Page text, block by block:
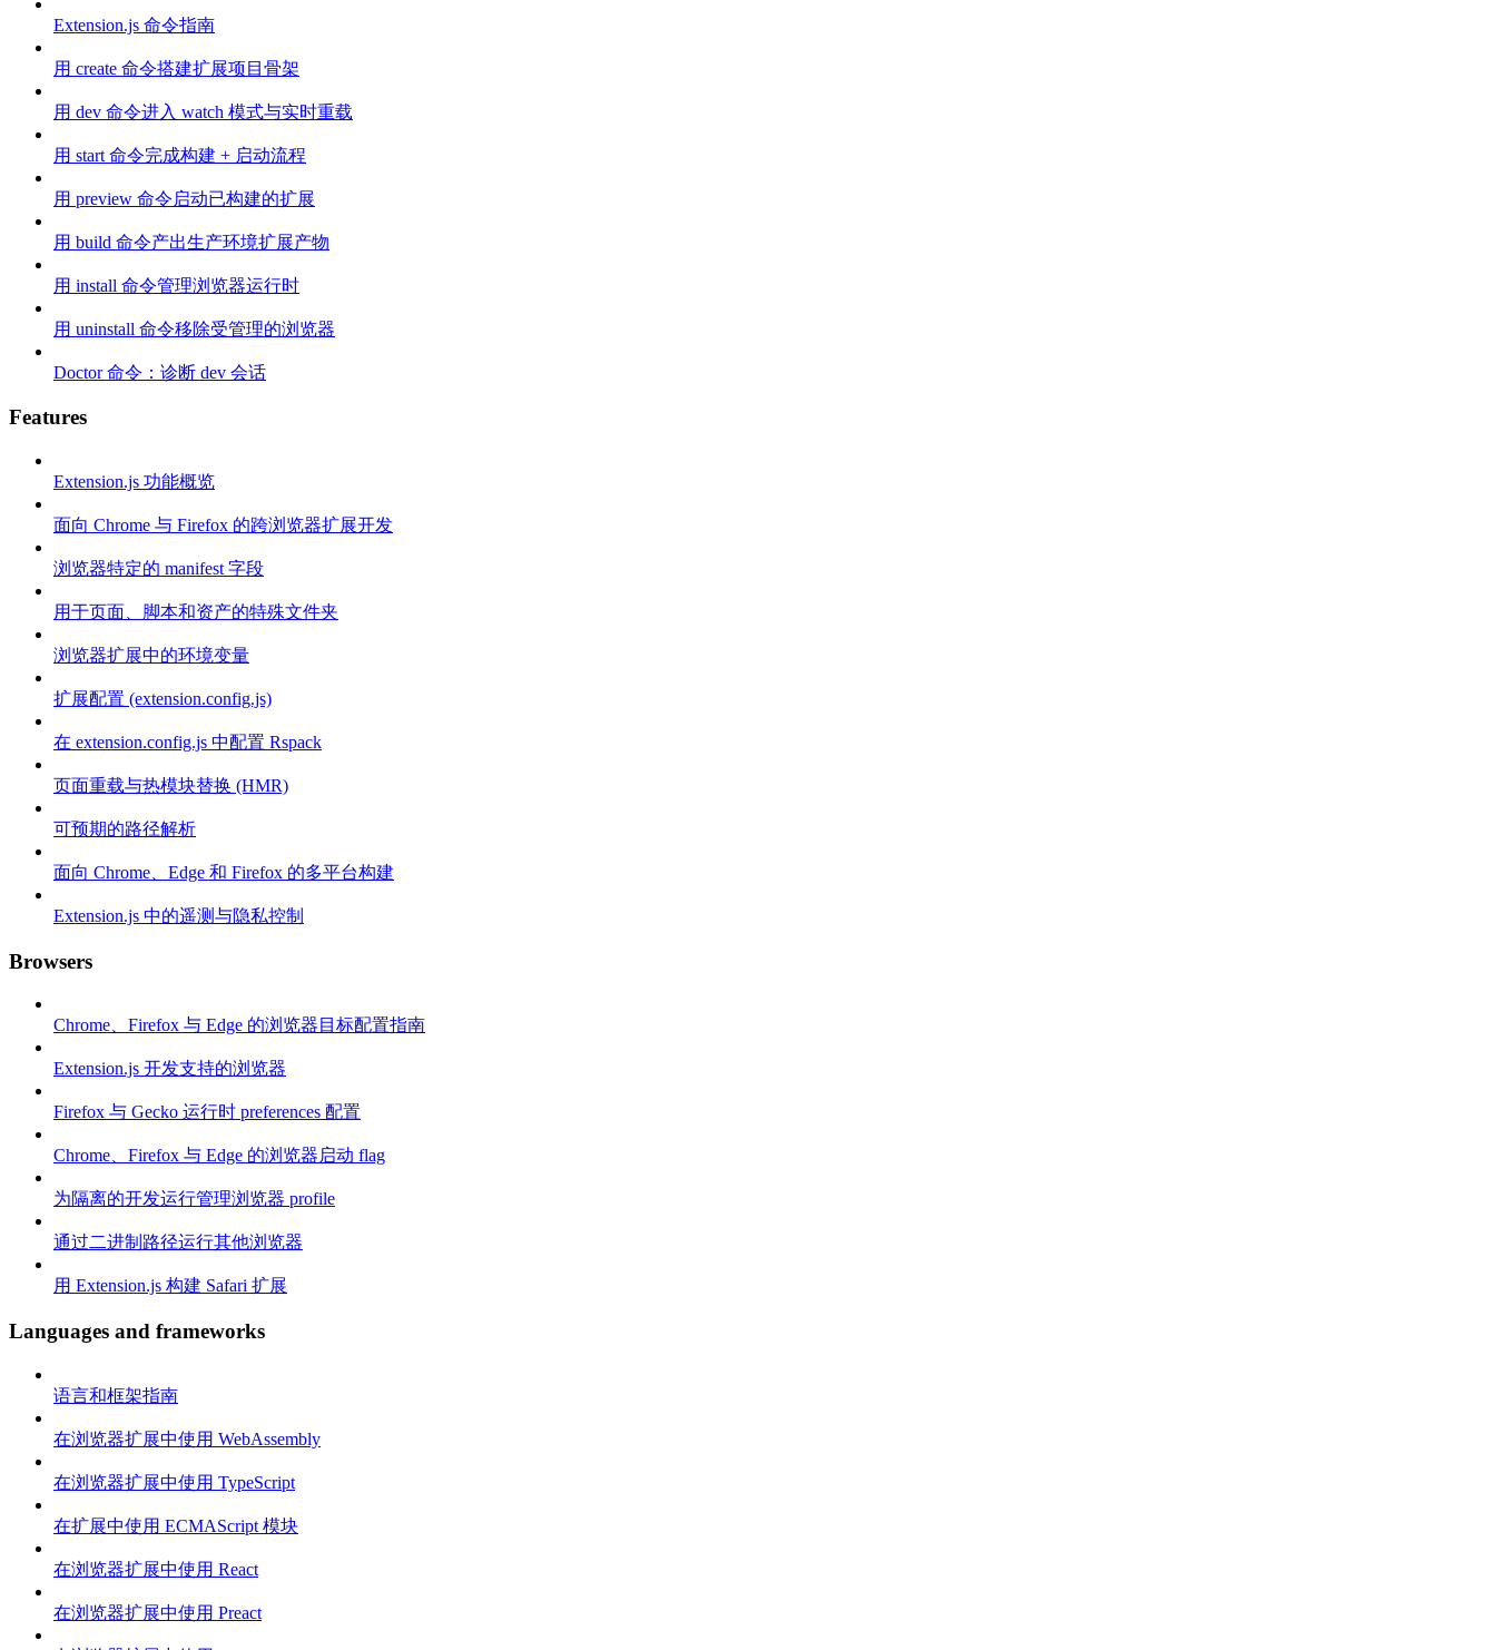
Extension.js 命令指南
用 create 命令搭建扩展项目骨架
用 dev 命令进入 watch 模式与实时重载
用 start 命令完成构建 + 启动流程
用 preview 命令启动已构建的扩展
用 build 命令产出生产环境扩展产物
用 install 命令管理浏览器运行时
用 uninstall 命令移除受管理的浏览器
Doctor 命令：诊断 dev 会话
Features
Extension.js 功能概览
面向 Chrome 与 Firefox 的跨浏览器扩展开发
浏览器特定的 manifest 字段
用于页面、脚本和资产的特殊文件夹
浏览器扩展中的环境变量
扩展配置 (extension.config.js)
在 extension.config.js 中配置 Rspack
页面重载与热模块替换 (HMR)
可预期的路径解析
面向 Chrome、Edge 和 Firefox 的多平台构建
Extension.js 中的遥测与隐私控制
Browsers
Chrome、Firefox 与 Edge 的浏览器目标配置指南
Extension.js 开发支持的浏览器
Firefox 与 Gecko 运行时 preferences 配置
Chrome、Firefox 与 Edge 的浏览器启动 flag
为隔离的开发运行管理浏览器 profile
通过二进制路径运行其他浏览器
用 Extension.js 构建 Safari 扩展
Languages and frameworks
语言和框架指南
在浏览器扩展中使用 WebAssembly
在浏览器扩展中使用 TypeScript
在扩展中使用 ECMAScript 模块
在浏览器扩展中使用 React
在浏览器扩展中使用 Preact